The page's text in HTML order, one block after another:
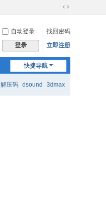
切
到
宽
自动登录
找回密码
登录 立即注册
快捷导航
解压码 dsound 3dmax